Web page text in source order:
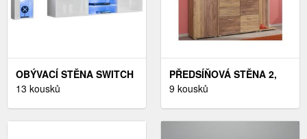
OBÝVACÍ STĚNA SWITCH
XXII BÍLÝ
13 kousků
PŘEDSÍŇOVÁ STĚNA 2,
CRAFT ZLATÝ
9 kousků